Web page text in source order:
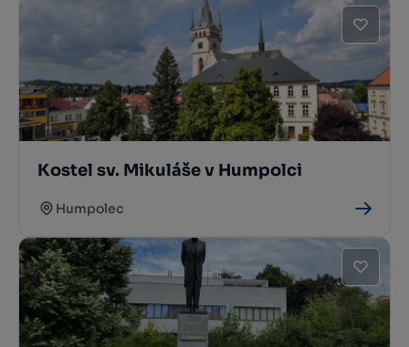
Kostel sv. Mikuláše v Humpolci
Humpolec